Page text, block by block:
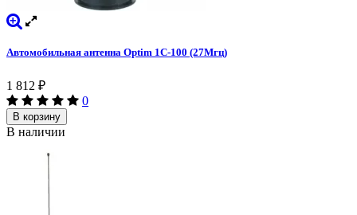
Автомобильная антенна Optim 1C-100 (27Мгц)
1 812 ₽
0
В корзину
В наличии